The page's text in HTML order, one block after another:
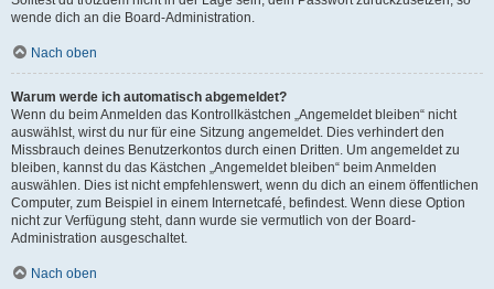
wende dich an die Board-Administration.
Nach oben
Warum werde ich automatisch abgemeldet?
Wenn du beim Anmelden das Kontrollkästchen „Angemeldet bleiben“ nicht
auswählst, wirst du nur für eine Sitzung angemeldet. Dies verhindert den
Missbrauch deines Benutzerkontos durch einen Dritten. Um angemeldet zu
bleiben, kannst du das Kästchen „Angemeldet bleiben“ beim Anmelden
auswählen. Dies ist nicht empfehlenswert, wenn du dich an einem öffentlichen
Computer, zum Beispiel in einem Internetcafé, befindest. Wenn diese Option
nicht zur Verfügung steht, dann wurde sie vermutlich von der Board-
Administration ausgeschaltet.
Nach oben